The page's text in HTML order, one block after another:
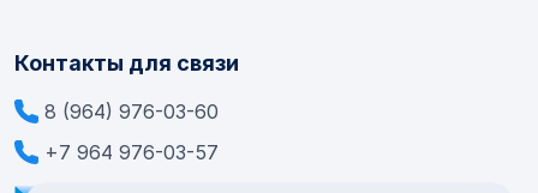
Контакты для связи
8 (964) 976-03-60
+7 964 976-03-57